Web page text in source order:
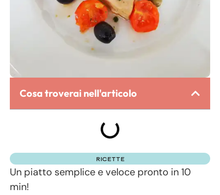
Cosa troverai nell'articolo
RICETTE
Un piatto semplice e veloce pronto in 10
min!